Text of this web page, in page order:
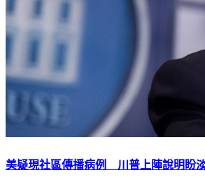
美疑現社區傳播病例 川普上陣說明盼